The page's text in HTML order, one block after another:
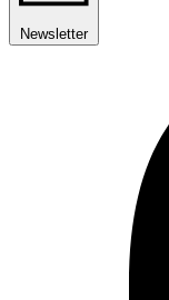
Newsletter